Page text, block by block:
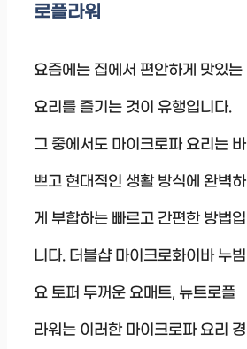
로플라워
요즘에는 집에서 편안하게 맛있는
요리를 즐기는 것이 유행입니다.
그 중에서도 마이크로파 요리는 바
쁘고 현대적인 생활 방식에 완벽하
게 부합하는 빠르고 간편한 방법입
니다. 더블샵 마이크로화이바 누빔
요 토퍼 두꺼운 요매트, 뉴트로플
라워는 이러한 마이크로파 요리 경